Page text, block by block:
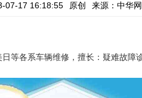
07-17 16:18:55 原创 来源：中华网